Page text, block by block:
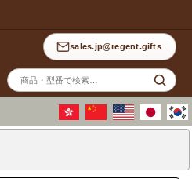
sales.jp@regent.gifts
サ
イ
ト
内
検